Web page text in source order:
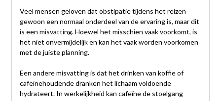
Veel mensen geloven dat obstipatie tijdens het reizen
gewoon een normaal onderdeel van de ervaring is, maar dit
is een misvatting. Hoewel het misschien vaak voorkomt, is
het niet onvermijdelijk en kan het vaak worden voorkomen
met de juiste planning.
Een andere misvatting is dat het drinken van koffie of
cafeïnehoudende dranken het lichaam voldoende
hydrateert. In werkelijkheid kan cafeïne de stoelgang